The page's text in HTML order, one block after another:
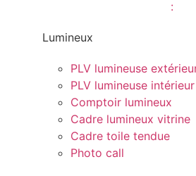
Lumineux
PLV lumineuse
PLV lumineuse intérieur
Comptoir lumineux
Cadre lumineux vitrine
Cadre toile tendue
Photo call